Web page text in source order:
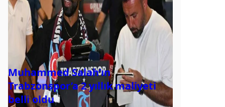
Muhammed Salah’ın
Trabzonspor’a 2 yıllık maliyeti
belli oldu